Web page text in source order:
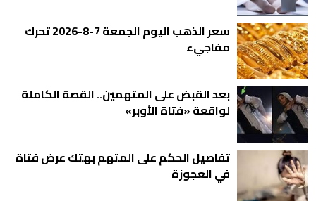
سعر الذهب اليوم الجمعة 7-8-2026 تحرك
مفاجيء
بعد القبض على المتهمين.. القصة الكاملة
لواقعة «فتاة الأوبر»
تفاصيل الحكم على المتهم بهتك عرض فتاة
في العجوزة